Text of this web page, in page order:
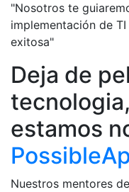
"Nosotros te
implementación de
exitosa"
Deja de
estamos
Nuestros mentores